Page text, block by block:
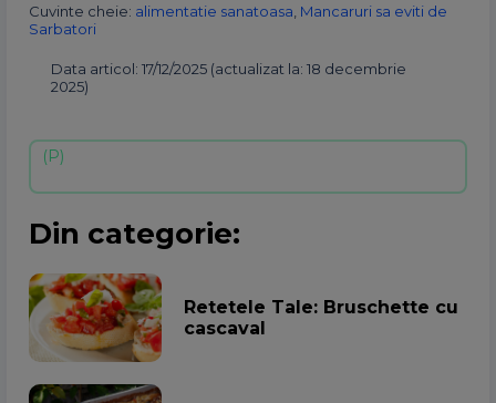
Cuvinte cheie: alimentatie sanatoasa Mancaruri sa eviti de
Sarbatori
Data articol: 17/12/2025 (actualizat la: 18 decembrie
2025)
Din categorie:
Retetele Tale: Bruschette cu
cascaval